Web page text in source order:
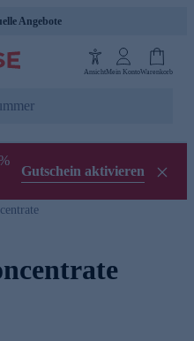
Angebote
AnsichtMein KontoWarenkorb
Gutschein aktivieren